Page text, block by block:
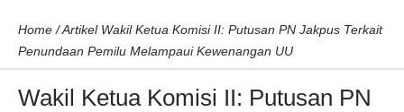
Home /Artikel Wakil Ketua Komisi II: Putusan PN Jakpus Terkait
Penundaan Pemilu Melampaui Kewenangan UU
Wakil Ketua Komisi II: Putusan PN